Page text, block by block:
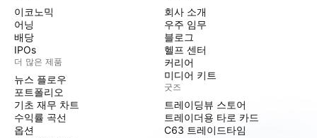
이코노믹
어닝
배당
IPOs
더 많은 제품
뉴스 플로우
포트폴리오
기초 재무 차트
수익률 곡선
옵션
회사 소개
우주 임무
블로그
헬프 센터
커리어
미디어 키트
굿즈
트레이딩뷰 스토어
트레이더용 타로 카드
C63 트레이드타임